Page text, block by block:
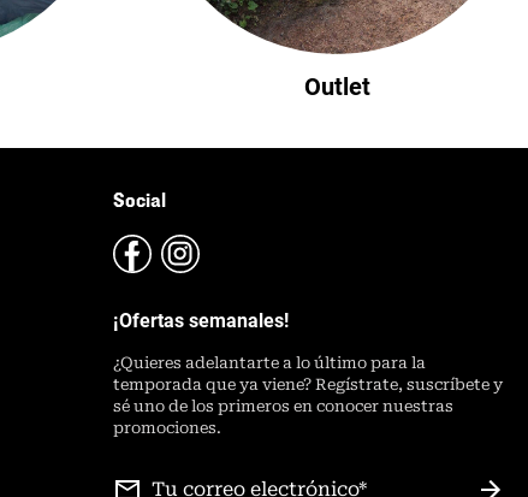
Outlet
Social
¡Ofertas semanales!
¿Quieres adelantarte a lo último para la
temporada que ya viene? Regístrate, suscríbete y
sé uno de los primeros en conocer nuestras
promociones.